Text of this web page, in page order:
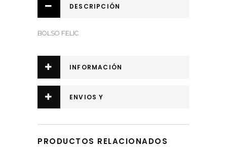
DESCRIPCIÓN
BOLSO FELIC
INFORMACIÓN
ENVIOS Y
PRODUCTOS RELACIONADOS